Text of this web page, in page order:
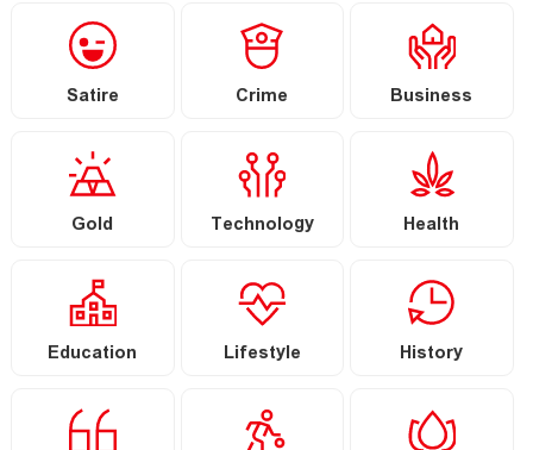
Satire Crime Business
Gold Technology Health
Education Lifestyle History